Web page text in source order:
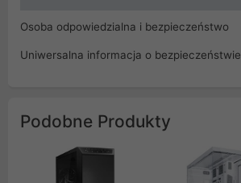
Osoba odpowiedzialna i bezpieczeństwo
Uniwersalna informacja o bezpieczeństwie
Podobne Produkty